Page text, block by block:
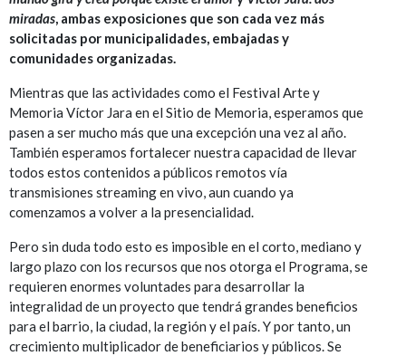
miradas, ambas exposiciones que son cada vez más
solicitadas por municipalidades, embajadas y
comunidades organizadas.
Mientras que las actividades como el Festival Arte y
Memoria Víctor Jara en el Sitio de Memoria, esperamos que
pasen a ser mucho más que una excepción una vez al año.
También esperamos fortalecer nuestra capacidad de llevar
todos estos contenidos a públicos remotos vía
transmisiones streaming en vivo, aun cuando ya
comenzamos a volver a la presencialidad.
Pero sin duda todo esto es imposible en el corto, mediano y
largo plazo con los recursos que nos otorga el Programa, se
requieren enormes voluntades para desarrollar la
integralidad de un proyecto que tendrá grandes beneficios
para el barrio, la ciudad, la región y el país. Y por tanto, un
crecimiento multiplicador de beneficiarios y públicos. Se